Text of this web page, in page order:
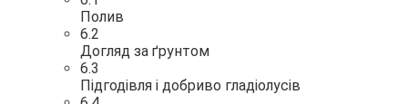
Полив
6.2
Догляд за ґрунтом
6.3
Підгодівля і добриво гладіолусів